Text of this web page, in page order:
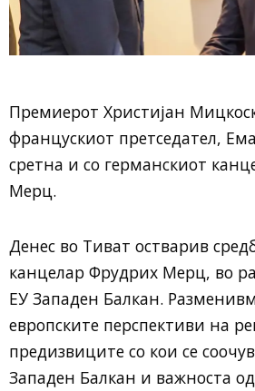
Премиерот Христијан
францускиот претседател,
сретна и со германскиот
Мерц.
Денес во Тиват остварив
канцелар Фрудрих Мерц, во
ЕУ Западен Балкан.
европските перспективи на
предизвиците со кои се
Западен Балкан и важноста